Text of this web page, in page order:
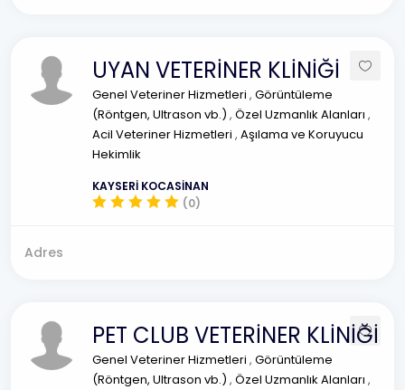
UYAN VETERİNER KLİNİĞİ
Genel Veteriner Hizmetleri , Görüntüleme
(Röntgen, Ultrason vb.) , Özel Uzmanlık Alanları ,
Acil Veteriner Hizmetleri , Aşılama ve Koruyucu
Hekimlik
KAYSERİ KOCASİNAN
(0)
Adres
PET CLUB VETERİNER KLİNİĞİ
Genel Veteriner Hizmetleri , Görüntüleme
(Röntgen, Ultrason vb.) , Özel Uzmanlık Alanları ,